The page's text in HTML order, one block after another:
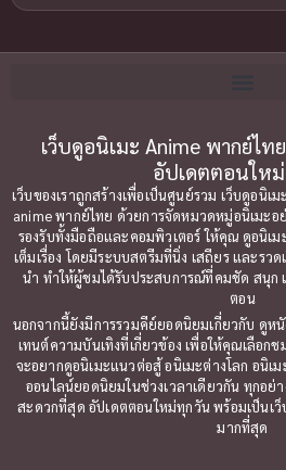
Bondage (ทาส)(1)
Censored (เซ็นเซอร์)(19)
Comedy (ตลก)(79)
Comedy ตลก
Comic Book การ์ตูน(1)
Coming of Age ก้าวพ้นวัย (7)
(6)
2000
1996
1989
1987
1984
1982
1980
1977
เว็บดูอนิเมะ Anime พากย์ไ
อัปเดตตอนให
เว็บของเราถูกสร้างเพื่อเป็นศูนย์รวม เว็บดูอนิ
anime พากย์ไทย ด้วยการจัดหมวดหมู่อนิเมะอ
รองรับทั้งมือถือและคอมพิวเตอร์ ให้คุณ ดูอนิเ
เต็มเรื่อง โดยมีระบบสตรีมที่นิ่ง เสถียร และรว
นำ ทำให้ผู้ชมได้รับประสบการณ์ที่คมชัด สนุก
ตอน
นอกจากนี้ยังมีการรวมคีย์ยอดนิยมเกี่ยวกับ ดูห
เทนต์ความบันเทิงที่เกี่ยวข้อง เพื่อให้คุณเลือ
จะอยากดูอนิเมะแนวต่อสู้ อนิเมะต่างโลก อนิ
ออนไลน์ยอดนิยมในช่วงเวลาเดียวกัน ทุกอย่
สะดวกที่สุด อัปเดตตอนใหม่ทุกวัน พร้อมเป็นเว็
มากที่สุด